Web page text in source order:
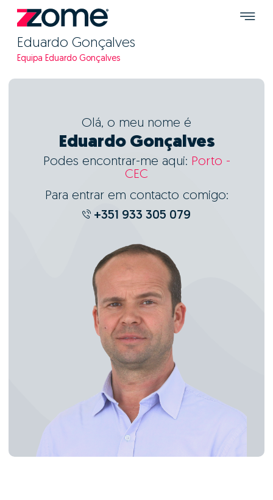
Eduardo Gonçalves
Equipa Eduardo Gonçalves
Olá, o meu nome é
Eduardo Gonçalves
Podes encontrar-me aqui: Porto -
CEC
Para entrar em contacto comigo:
+351 933 305 079